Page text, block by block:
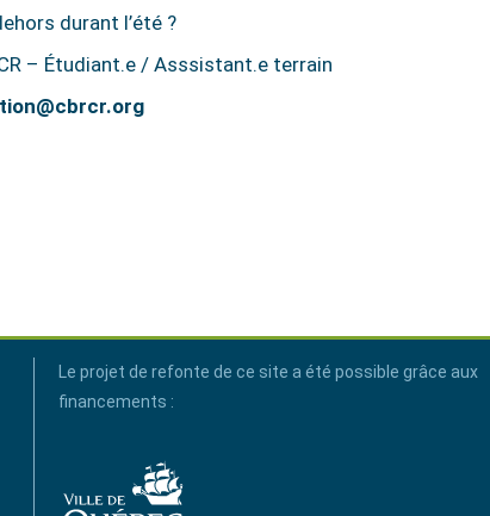
durant l’été ?
– Étudiant.e / Asssistant.e terrain
Le projet de refonte de ce site a été possible grâce aux
financements :